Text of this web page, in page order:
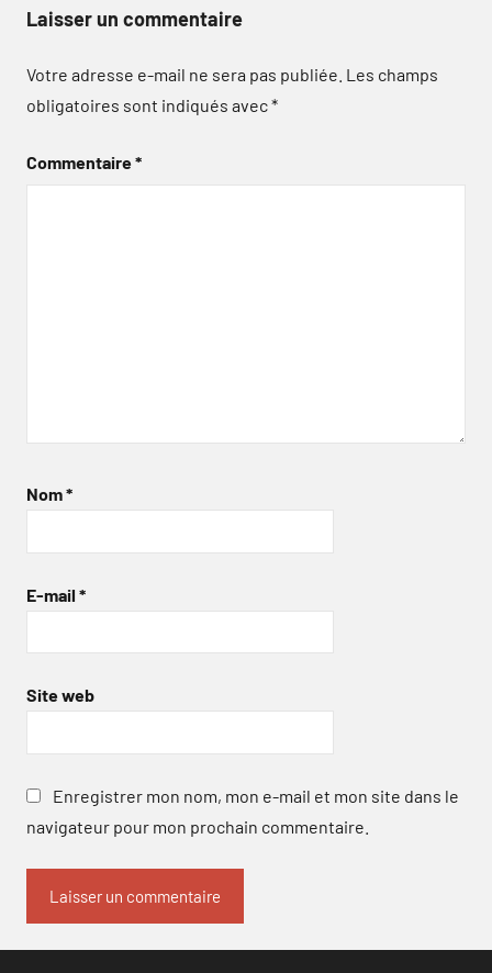
Laisser un commentaire
Votre adresse e-mail ne sera pas publiée. Les champs
obligatoires sont indiqués avec*
Commentaire*
Nom*
E-mail *
Site web
Enregistrer mon nom, mon e-mail et mon site dans le
navigateur pour mon prochain commentaire.